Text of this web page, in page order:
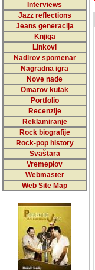
Interviews
Jazz reflections
Jeans generacija
Knjiga
Linkovi
Nadirov spomenar
Nagradna igra
Nove nade
Omarov kutak
Portfolio
Recenzije
Reklamiranje
Rock biografije
Rock-pop history
Svaštara
Vremeplov
Webmaster
Web Site Map